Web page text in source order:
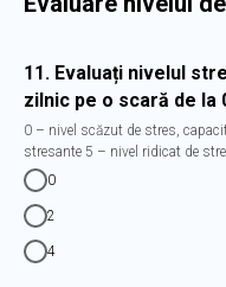
11. Evaluați nivelul
zilnic pe o scară de la
0 – nivel scăzut de stres,
stresante 5 – nivel ridicat de
0
2
4